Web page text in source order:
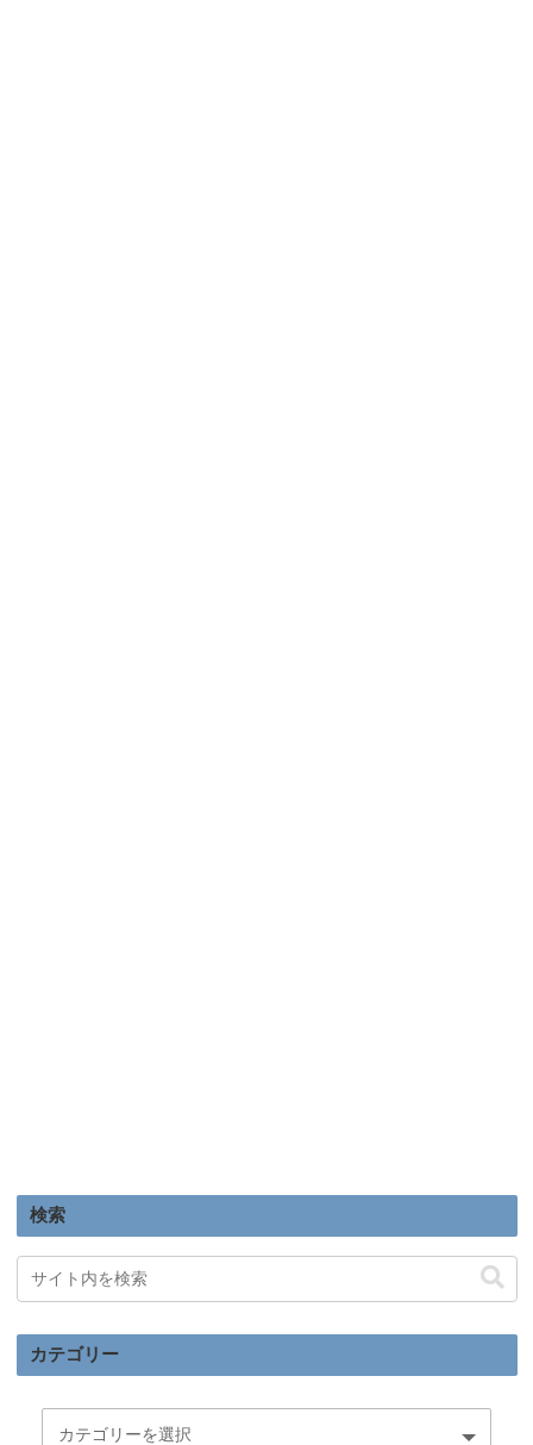
検索
カテゴリー